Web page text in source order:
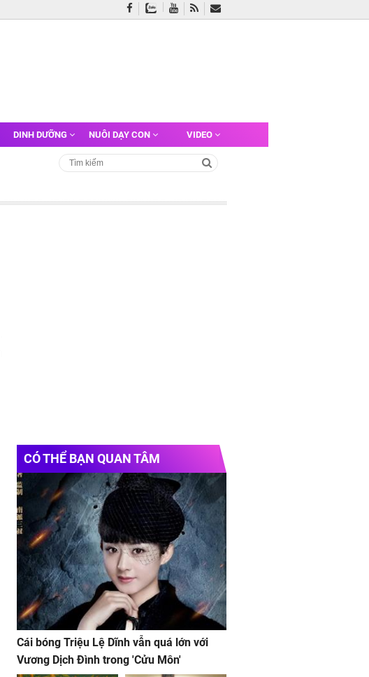
DINH DƯỠNG NUÔI DẠY CON VIDEO
CÓ THỂ BẠN QUAN TÂM
Cái bóng Triệu Lệ Dĩnh vẫn quá lớn với
Vương Dịch Đình trong 'Cửu Môn'